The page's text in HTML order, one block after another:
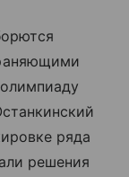
ряда
решения